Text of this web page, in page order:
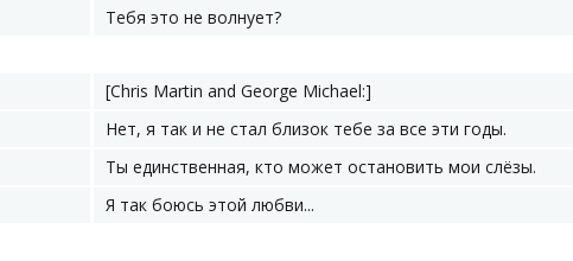
Тебя это не волнует?
[Chris Martin and George Michael:]
Нет, я так и не стал близок тебе за все эти годы.
Ты единственная, кто может остановить мои слёзы.
Я так боюсь этой любви...